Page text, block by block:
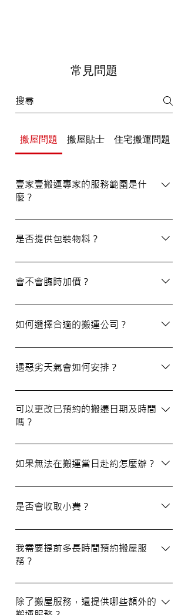
常見問題
搬屋問題 搬屋貼士 住宅搬運問題
壹家壹搬運專家的服務範圍是什
麼？
壹家壹搬運專家的服務覆蓋港九及新界，無
論是一般搬屋服務還是商務搬遷，我們都能
是否提供包裝物料？
是的，我們會為客戶提供包裝物料。如有需
要，請隨時與我們的客戶服務員查詢。
會不會臨時加價？
我們的報價透明，會根據您提供的物品清單
提供合理預算，絕無隱藏費用。除非搬運當
約定的費用。
如何選擇合適的搬運公司？
選擇一間合適的搬運公司非常重要，建議您
選擇經驗豐富、提供專業服務且預算合理的
擇！
遇惡劣天氣會如何安排？
如搬屋當日遇上惡劣天氣，我們會提前與您
聯絡並安排改期。具體安排如下： 黑色暴
雨或八號熱帶氣旋警告於早上十時前發出：
我們會即時更新安排。 工作時間內解除警
可以更改已預約的搬遷日期及時間
嗎？
如果需要更改或取消已預約的搬運服務，請
在預定搬運日期前至少兩個工作日的下午三
50%作為行政費。
如果無法在搬運當日赴約怎麼辦？
若您無法在搬運當日赴約，請至少提前兩個
工作日的下午三時通知我們，否則我們將有
是否會收取小費？
我們不會向客戶索取小費，但客戶可自願性
地為搬運團隊作獎賞，以表達對我們服務的
滿意。
我需要提前多長時間預約搬屋服
務？
我們建議您在搬屋前一至三星期預約搬運日
期及時間，特別是在熱門的週末，以確保我
除了搬屋服務，還提供哪些額外的